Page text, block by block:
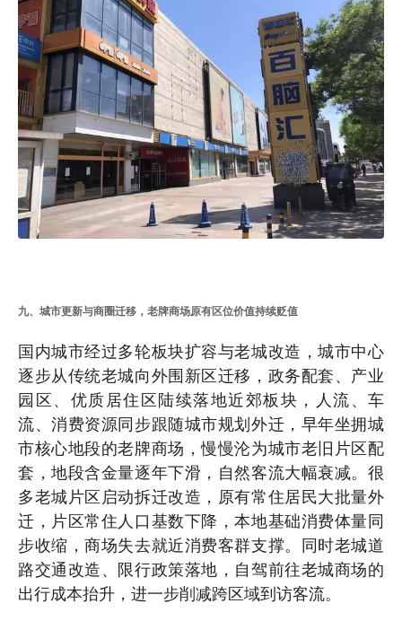
九、城市更新与商圈迁移，老牌商场原有区位价值持续贬值
国内城市经过多轮板块扩容与老城改造，城市中心
逐步从传统老城向外围新区迁移，政务配套、产业
园区、优质居住区陆续落地近郊板块，人流、车
流、消费资源同步跟随城市规划外迁，早年坐拥城
市核心地段的老牌商场，慢慢沦为城市老旧片区配
套，地段含金量逐年下滑，自然客流大幅衰减。很
多老城片区启动拆迁改造，原有常住居民大批量外
迁，片区常住人口基数下降，本地基础消费体量同
步收缩，商场失去就近消费客群支撑。同时老城道
路交通改造、限行政策落地，自驾前往老城商场的
出行成本抬升，进一步削减跨区域到访客流。